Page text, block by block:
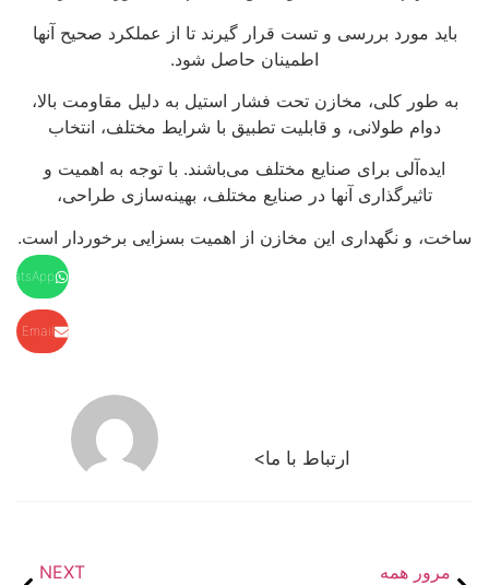
باید مورد بررسی و تست قرار گیرند تا از عملکرد صحیح آنها
اطمینان حاصل شود.
به طور کلی، مخازن تحت فشار استیل به دلیل مقاومت بالا،
دوام طولانی، و قابلیت تطبیق با شرایط مختلف، انتخاب
ایده‌آلی برای صنایع مختلف می‌باشند. با توجه به اهمیت و
تاثیرگذاری آنها در صنایع مختلف، بهینه‌سازی طراحی،
ساخت، و نگهداری این مخازن از اهمیت بسزایی برخوردار است.
Email
ارتباط با ما>
مرور همه
NEXT